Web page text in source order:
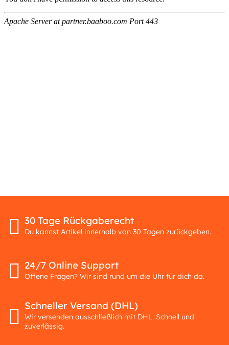
30 Tage Rückgaberecht
Du kannst Artikel innerhalb von 30 Tagen zurückgeben.
24/7 Online Support
Offene Fragen? Wir sind rund um die Uhr für dich da.
Schneller Versand (DHL)
Wir versenden ausschließlich mit DHL. Schnell und
zuverlässig.